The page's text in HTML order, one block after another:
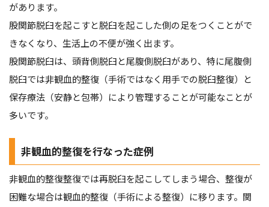
があります。
股関節脱臼を起こすと脱臼を起こした側の足をつくことがで
きなくなり、生活上の不便が強く出ます。
股関節脱臼は、頭背側脱臼と尾腹側脱臼があり、特に尾腹側
脱臼では非観血的整復（手術ではなく用手での脱臼整復）と
保存療法（安静と包帯）により管理することが可能なことが
多いです。
非観血的整復を行なった症例
非観血的整復整復では再脱臼を起こしてしまう場合、整復が
困難な場合は観血的整復（手術による整復）に移ります。関